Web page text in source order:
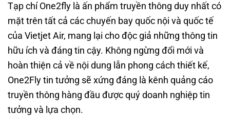
Tạp chí One2fly là ấn phẩm truyền thông duy nhất có
mặt trên tất cả các chuyến bay quốc nội và quốc tế
của Vietjet Air, mang lại cho độc giả những thông tin
hữu ích và đáng tin cậy. Không ngừng đổi mới và
hoàn thiện cả về nội dung lẫn phong cách thiết kế,
One2Fly tin tưởng sẽ xứng đáng là kênh quảng cáo
truyền thông hàng đầu được quý doanh nghiệp tin
tưởng và lựa chọn.